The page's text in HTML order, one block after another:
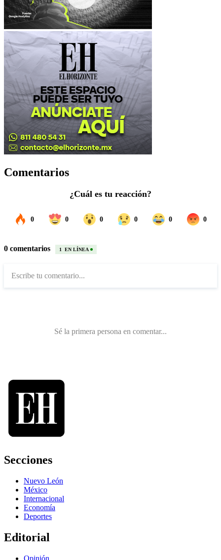
Comentarios
Secciones
Nuevo León
México
Internacional
Economía
Deportes
Editorial
Opinión